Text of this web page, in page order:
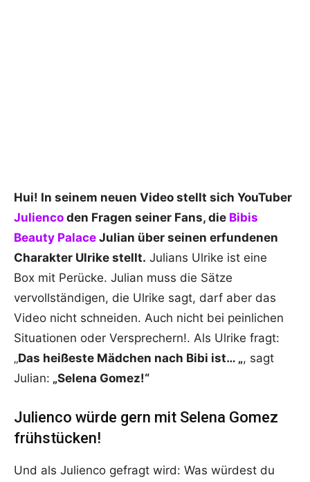
Hui! In seinem neuen Video stellt sich YouTuber
Julienco den Fragen seiner Fans, die Bibis
Beauty Palace Julian über seinen erfundenen
Charakter Ulrike stellt. Julians Ulrike ist eine
Box mit Perücke. Julian muss die Sätze
vervollständigen, die Ulrike sagt, darf aber das
Video nicht schneiden. Auch nicht bei peinlichen
Situationen oder Versprechern!. Als Ulrike fragt:
„Das heißeste Mädchen nach Bibi ist… „, sagt
Julian: „Selena Gomez!“
Julienco würde gern mit Selena Gomez
frühstücken!
Und als Julienco gefragt wird: Was würdest du